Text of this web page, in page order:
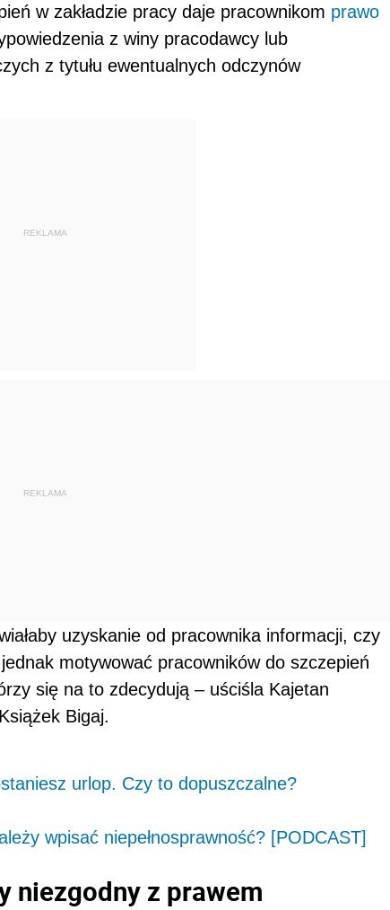
w zakładzie pracy daje pracownikom prawo
z winy pracodawcy lub
z tytułu ewentualnych odczynów
REKLAMA
REKLAMA
uzyskanie od pracownika informacji, czy
motywować pracowników do szczepień
się na to zdecydują – uściśla Kajetan
Bigaj.
urlop. Czy to dopuszczalne?
wpisać niepełnosprawność? [PODCAST]
niezgodny z prawem